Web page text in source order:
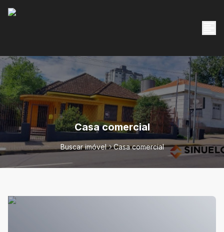
Casa comercial
Buscar imóvel Casa comercial